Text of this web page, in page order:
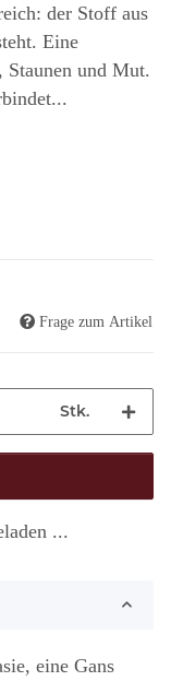
der Stoff aus
Eine
Staunen und Mut.
Frage zum Artikel
Stk.
...
eine Gans